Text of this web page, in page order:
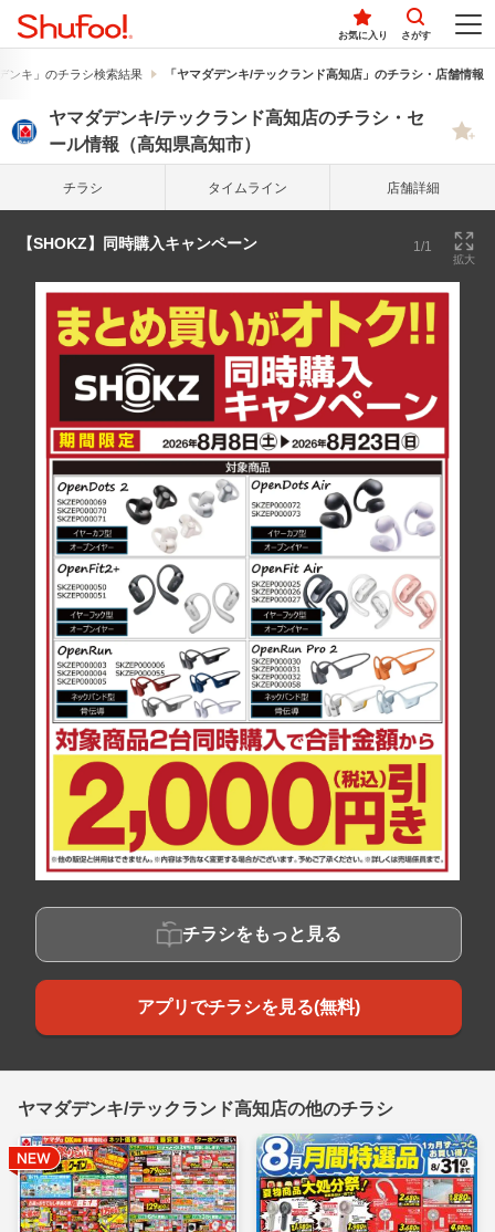
お気に入り さがす
ンキ」のチラシ検索結果 「ヤマダデンキ/テックランド高知店」のチラシ・店舗情報
ヤマダデンキ/テックランド高知店のチラシ・セ
ール情報（高知県高知市）
チラシ タイム ライン 店舗詳細
【SHOKZ】同時購入キャンペーン 1/1
拡大
チラシをもっと見る
アプリでチラシを見る(無料)
ヤマダデンキ/テックランド高知店の他のチラシ